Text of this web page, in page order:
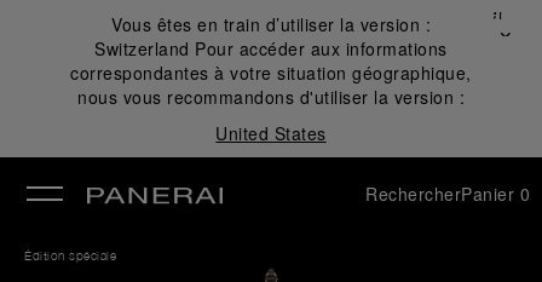
Vous êtes en train d’utiliser la version :
Switzerland Pour accéder aux informations
correspondantes à votre situation géographique,
nous vous recommandons d'utiliser la version :
United States
Fermer
✕
RechercherPanier 0
Édition spéciale